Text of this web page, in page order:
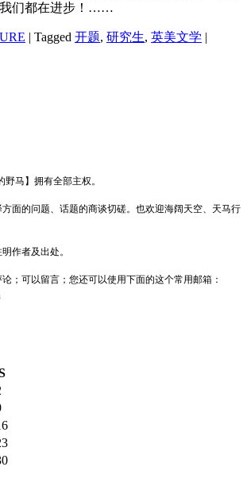
们都在进步！……
| Tagged 开题, 研究生, 英美文学 |
野马】拥有全部主权。
面的问题、话题的商谈切磋。也欢迎海阔天空、天马行
作者及出处。
；可以留言；您还可以使用下面的这个常用邮箱：